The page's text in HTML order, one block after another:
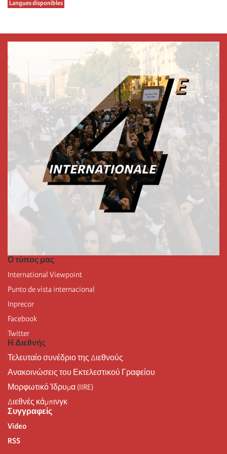
Langues disponibles
Ο τύπος μας
International Viewpoint
Punto de vista internacional
Inprecor
Facebook
Twitter
Η Διεθνής
Τελευταίο συνέδριο της Διεθνούς
Ανακοινώσεις του Εκτελεστικού Γραφείου
Μορφωτικό Ίδρυμα (IIRE)
Διεθνές κάμπινγκ
Συγγραφείς
Video
RSS